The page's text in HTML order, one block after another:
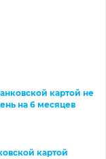
картой не
на 6 месяцев
картой